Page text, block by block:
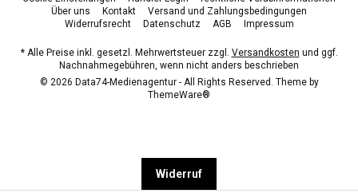
Über uns
Kontakt
Versand und Zahlungsbedingungen
Widerrufsrecht
Datenschutz AGB Impressum
* Alle Preise inkl. gesetzl. Mehrwertsteuer zzgl. Versandkosten und ggf.
Nachnahmegebühren, wenn nicht anders beschrieben
© 2026 Data74-Medienagentur - All Rights Reserved. Theme by
ThemeWare®
Widerruf